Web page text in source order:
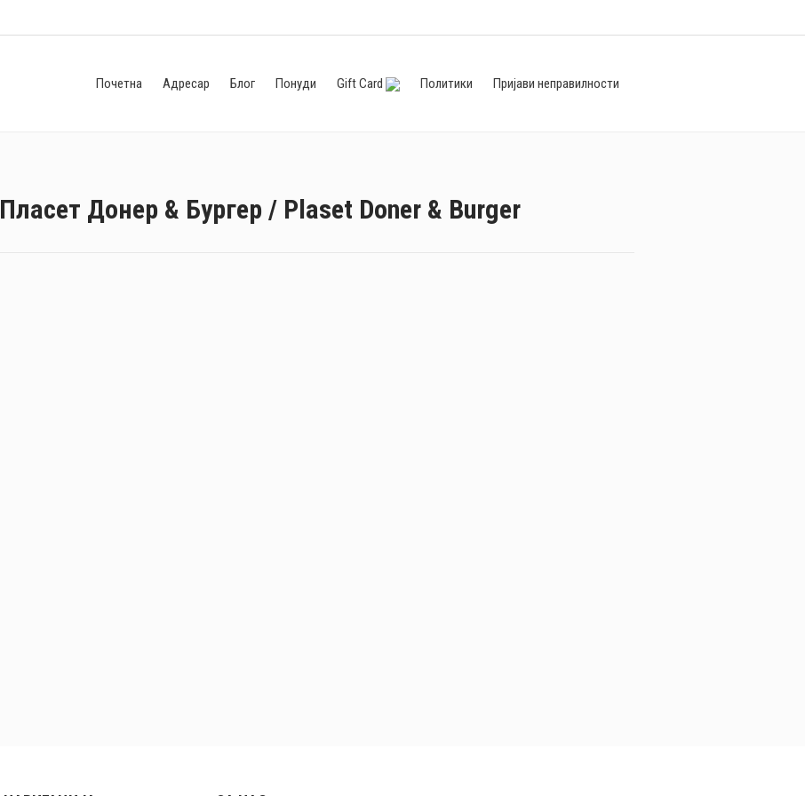
Почетна Адресар Блог Понуди Gift Card Политики Пријави неправилности
Пласет Донер & Бургер / Plaset Doner & Burger